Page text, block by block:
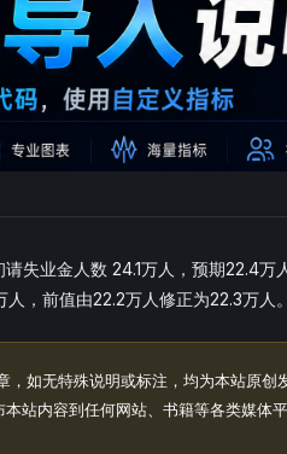
请失业金人数 24.1万人，预期22.4
人，前值由22.2万人修正为22.3万人
，如无特殊说明或标注，均为本站原
站内容到任何网站、书籍等各类媒体